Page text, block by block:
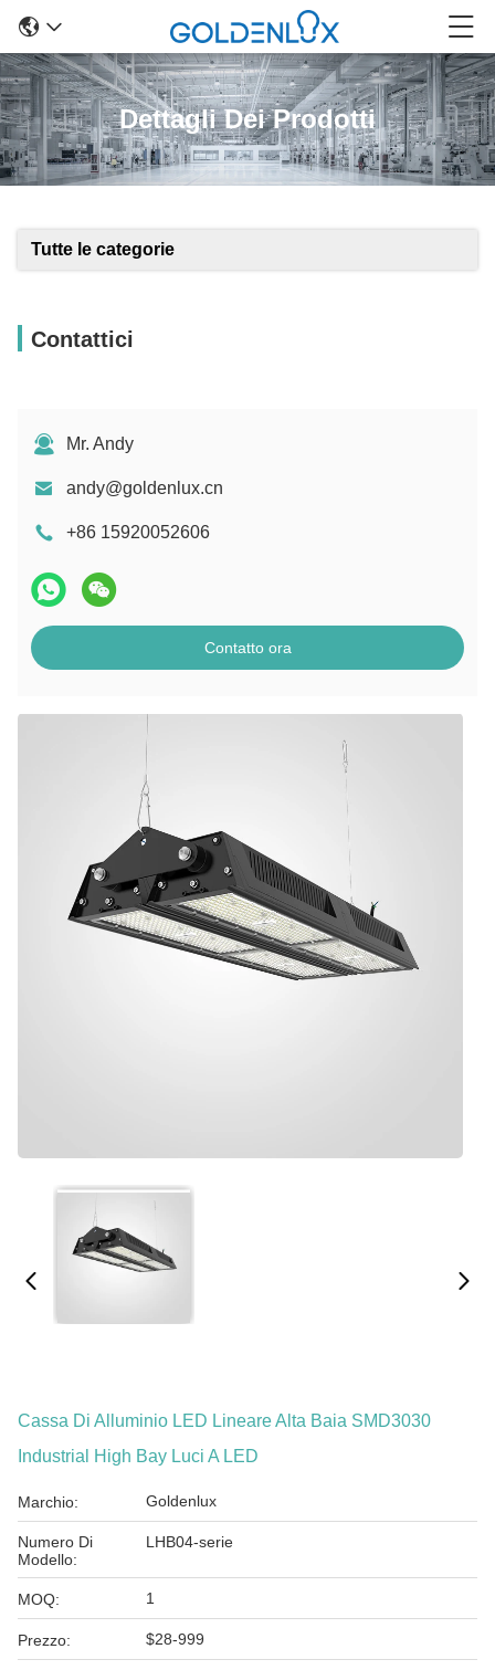
Dettagli Dei Prodotti
Tutte le categorie
Contattici
Mr. Andy
andy@goldenlux.cn
+86 15920052606
Contatto ora
Cassa Di Alluminio LED Lineare Alta Baia SMD3030
Industrial High Bay Luci A LED
Marchio: Goldenlux
Numero Di
Modello:
LHB04-serie
MOQ: 1
Prezzo: $28-999